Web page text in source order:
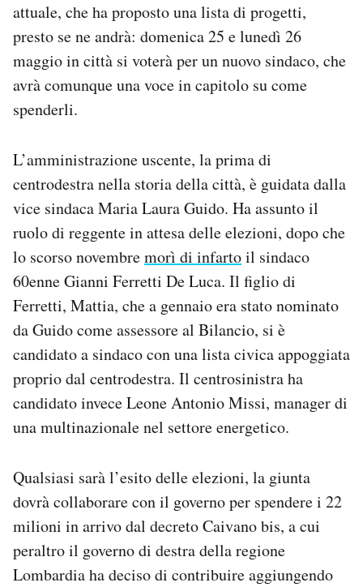
attuale, che ha proposto una lista di progetti,
presto se ne andrà: domenica 25 e lunedì 26
maggio in città si voterà per un nuovo sindaco, che
avrà comunque una voce in capitolo su come
spenderli.
L’amministrazione uscente, la prima di
centrodestra nella storia della città, è guidata dalla
vice sindaca Maria Laura Guido. Ha assunto il
ruolo di reggente in attesa delle elezioni, dopo che
lo scorso novembremorì di infartoil sindaco
60enne Gianni Ferretti De Luca. Il figlio di
Ferretti, Mattia, che a gennaio era stato nominato
da Guido come assessore al Bilancio, si è
candidato a sindaco con una lista civica appoggiata
proprio dal centrodestra. Il centrosinistra ha
candidato invece Leone Antonio Missi, manager di
una multinazionale nel settore energetico.
Qualsiasi sarà l’esito delle elezioni, la giunta
dovrà collaborare con il governo per spendere i 22
milioni in arrivo dal decreto Caivano bis, a cui
peraltro il governo di destra della regione
Lombardia ha deciso di contribuire aggiungendo